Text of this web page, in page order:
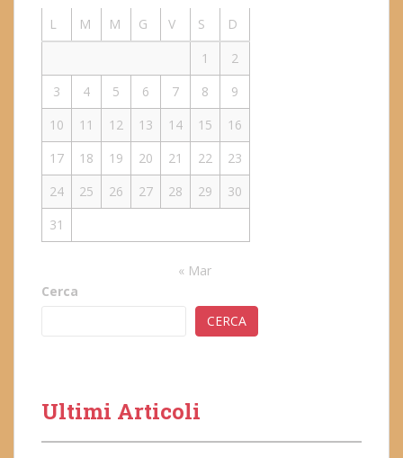
L
M M G V S
D
1
2
3
4 5 6 7 8
9
10
11 12 13 14 15
16
17
18 19 20 21 22
23
24
25 26 27 28 29
30
31
« Mar
Cerca
CERCA
Ultimi Articoli